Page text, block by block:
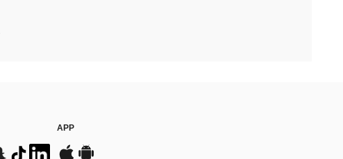
APP